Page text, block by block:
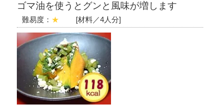
ゴマ油を使うとグンと風味が増します
難易度： ★ [材料／4人分]